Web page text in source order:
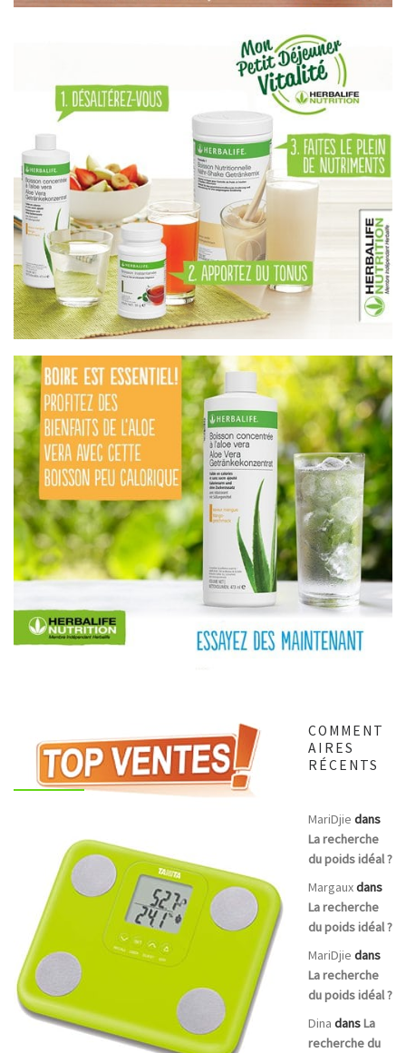
COMMENT
AIRES
RÉCENTS
MariDjie dans
La recherche
du poids idéal ?
Margauxdans
La recherche
du poids idéal ?
MariDjie dans
La recherche
du poids idéal ?
Dina dansLa
recherche du